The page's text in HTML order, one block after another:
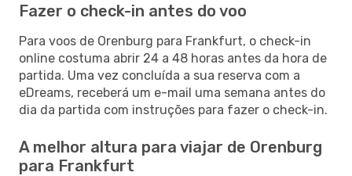
Fazer o check-in antes do voo
Para voos de Orenburg para Frankfurt, o check-in
online costuma abrir 24 a 48 horas antes da hora de
partida. Uma vez concluída a sua reserva com a
eDreams, receberá um e-mail uma semana antes do
dia da partida com instruções para fazer o check-in.
A melhor altura para viajar de Orenburg
para Frankfurt